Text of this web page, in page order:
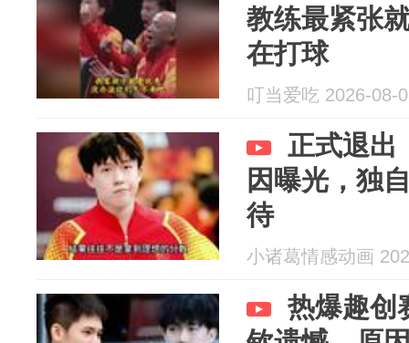
教练最紧张
在打球
叮当爱吃 2026-08-
正式退出
因曝光，独
待
小诸葛情感动画
热爆趣创